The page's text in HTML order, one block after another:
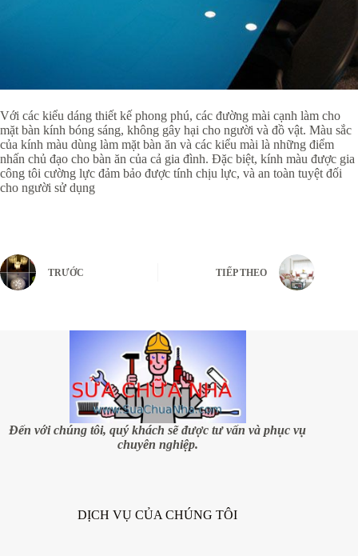
Với các kiểu dáng thiết kế phong phú, các đường mài cạnh làm cho
mặt bàn kính bóng sáng, không gây hại cho người và đồ vật. Màu sắc
của kính màu dùng làm mặt bàn ăn và các kiểu mài là những điểm
nhấn chủ đạo cho bàn ăn của cả gia đình. Đặc biệt, kính màu được gia
công tôi cường lực đảm bảo được tính chịu lực, và an toàn tuyệt đối
cho người sử dụng
TRƯỚC TIẾP THEO
Đến với chúng tôi, quý khách sẽ được tư vấn và phục vụ
chuyên nghiệp.
DỊCH VỤ CỦA CHÚNG TÔI